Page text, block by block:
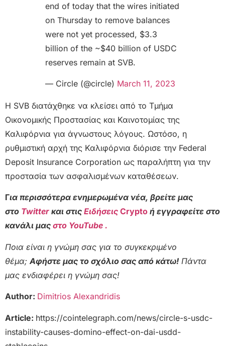
end of today that the wires initiated
on Thursday to remove balances
were not yet processed, $3.3
billion of the ~$40 billion of USDC
reserves remain at SVB.
— Circle (@circle) March 11, 2023
Η SVB διατάχθηκε να κλείσει από το Τμήμα
Οικονομικής Προστασίας και Καινοτομίας της
Καλιφόρνια για άγνωστους λόγους. Ωστόσο, η
ρυθμιστική αρχή της Καλιφόρνια διόρισε την Federal
Deposit Insurance Corporation ως παραλήπτη για την
προστασία των ασφαλισμένων καταθέσεων.
Για περισσότερα ενημερωμένα νέα, βρείτε μας
στο Twitter και στις Ειδήσεις Crypto ή εγγραφείτε στο
κανάλι μας στο YouTube .
Ποια είναι η γνώμη σας για το συγκεκριμένο
θέμα; Αφήστε μας το σχόλιο σας από κάτω! Πάντα
μας ενδιαφέρει η γνώμη σας!
Author: Dimitrios Alexandridis
Article: https://cointelegraph.com/news/circle-s-usdc-
instability-causes-domino-effect-on-dai-usdd-